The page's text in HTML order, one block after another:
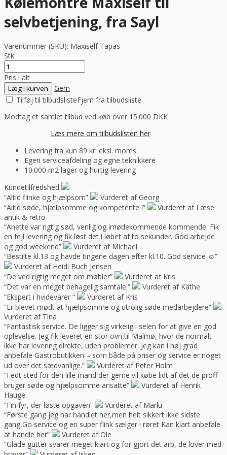
selvbetjening, fra Sayl
Varenummer (SKU): Maxiself Tapas
Stk.
Pris i alt
Læg i kurven
Gem
Tilføj til tilbudslisteFjern fra tilbudsliste
Modtag et samlet tilbud ved køb over 15.000 DKK
Læs mere om tilbudslisten her
Levering fra kun 89 kr. eksl. moms
Egen serviceafdeling og egne teknikkere
10.000 m2 lager og hurtig levering
Kundetilfredshed
“Altid flinke og hjælpsom”
Vurderet af Georg
“Altid søde, hjælpsomme og kompetente !”
Vurderet af Læse
antik & retro
“Anette var rigtig sød, venlig og imødekommende kommende. Fik
en fejl levering og fik løst det i løbet af to sekunder. God arbejde
og god weekend”
Vurderet af Michael
“Bestilte kl.13 og havde tingene dagen efter kl.10. God service ☺”
Vurderet af Heidi Buch Jensen
“De ved rigtig meget om møbler”
Vurderet af Kris
“Det var en meget behagelig samtale.”
Vurderet af Käthe
“Ekspert i hvidevarer “
Vurderet af Kris
“Er blevet mødt at hjælpsomme og utrolig søde medarbejdere”
Vurderet af Tina
“Fantastisk service. De ligger sig virkelig i selen for at give en god
oplevelse. Jeg fik leveret en stor ovn til Malmø, hvor de normalt
ikke har levering direkte, uden problemer. Jeg kan i høj grad
anbefale Gastrobutikken – som både på priser og service er noget
ud over det sædvanlige.”
Vurderet af Peter Holm
“Fedt sted for den lille mand der gerne vil købe lidt af det de proff
bruger søde og hjælpsomme ansatte”
Vurderet af Henrik
Hauge
“Fin fyr, der løste opgaven”
Vurderet af Marlu
“Første gang jeg har handlet her,men helt sikkert ikke sidste
gang,Go service og en super flink sælger i røret Kan klart anbefale
at handle her”
Vurderet af Ole
“Glade gutter svarer meget klart og for gjort det arb, de lover med